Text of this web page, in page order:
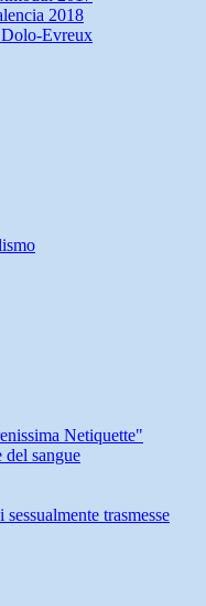
2018
Evreux
Netiquette"
sangue
trasmesse